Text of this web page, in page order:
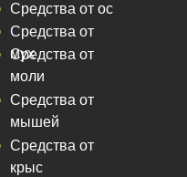
Средства от
крыс
Средства от
мышей
Средства от
моли
Средства от
мух
Средства от ос